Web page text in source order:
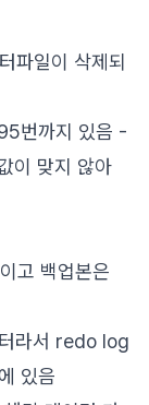
파일이 삭제되
번까지 있음 -
이 맞지 않아
고 백업본은
라서 redo log
있음